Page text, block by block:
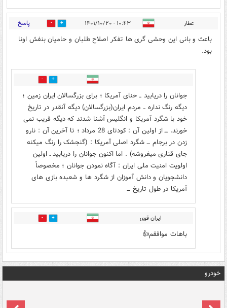
عطار ۱۰:۴۳ - ۱۴۰۱/۱۰/۲۰ 7 پاسخ
باعث و بانی این وحشی گری ها تفکر اصلاح طلبان و حامیان بنفش اونا
بود.
1
جوانان را دریابید ــ حنای آمریکا ؛ برای بزرگسالان ایران زمین ؛
دیگه رنگ نداره ــ مردم ایران(بزرگسالان) دیگه آنقدر در تاریخ
خود با شگرد آمریکا و انگلیس آشنا شدند که دیگه فریب نمی
خورند. ـــ از اولین آن : کودتای 28 مرداد ؛ تا آخرین آن : نارو
زدن در برجام ـــ شگرد اصلی آمریکا : (گنجشک را رنگ میکنه
جای قناری میفروشه) . اما اکنون جوانان را دریابید ـ اولین
اولویت امنیت ملی ایران : آگاه نمودن جوانان ؛ مخصوصاً
دانشجویان و دانش آموزان از شگرد ها و شعبده بازی های
آمریکا در طول تاریخ ـــ
ایران قوی 0
باهات موافقم👍
خودرو